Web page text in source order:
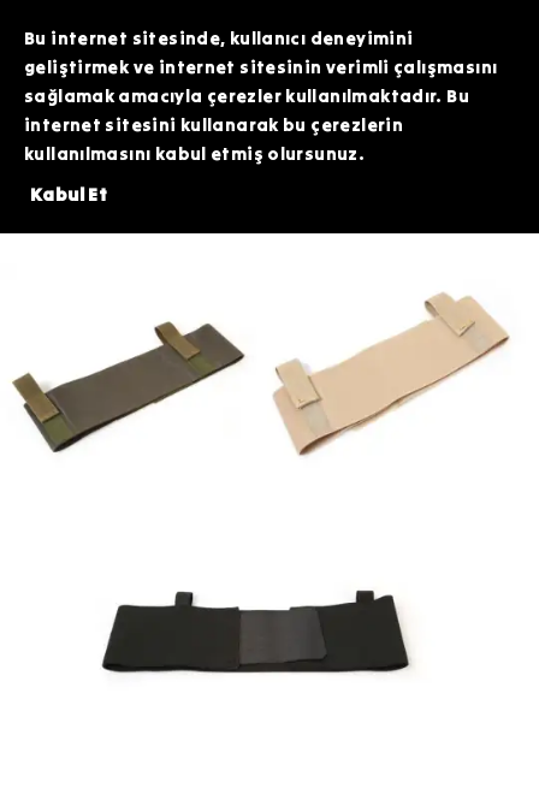
HATTIMIZDAN BİZİMLE İLETİŞİME GEÇEBİLİRSİNİZ. SİZE EN İYİ FIRSATLARI
SUNMAK İÇİN BURADAYIZ!
Bu internet sitesinde, kullanıcı deneyimini
geliştirmek ve internet sitesinin verimli çalışmasını
sağlamak amacıyla çerezler kullanılmaktadır. Bu
internet sitesini kullanarak bu çerezlerin
kullanılmasını kabul etmiş olursunuz.
Kabul Et
ÜZERİNDE 200 TL DEĞERİNDEKİ ARDİTİ TACTİCAL SİLİKON PATCH